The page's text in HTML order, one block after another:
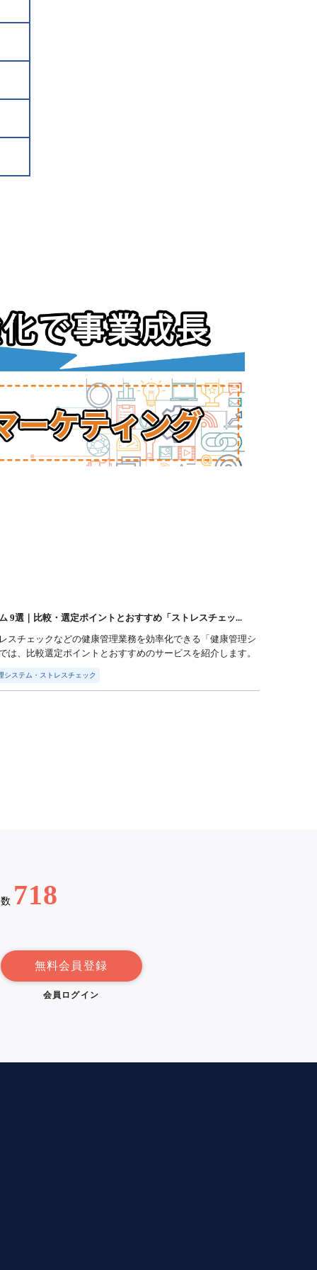
9選｜比較・選定ポイントとおすすめ「ストレスチェッ...
スチェックなどの健康管理業務を効率化できる「健康管理シ
は、比較選定ポイントとおすすめのサービスを紹介します。
システム・ストレスチェック
718
無料会員登録
会員ログイン